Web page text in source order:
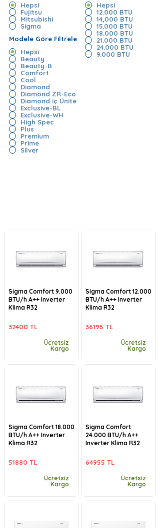
Hepsi
Fujitsu
Mitsubishi
Sigma
Modele Göre Filtrele
Hepsi
Beauty
Beauty-B
Comfort
Cool
Diamond
Diamond ZR-Eco
Diamond iç Ünite
Exclusive-BL
Exclusive-WH
High Spec
Plus
Premium
Prime
Silver
Hepsi
12.000 BTU
14,000 BTU
15.000 BTU
18.000 BTU
21.000 BTU
24.000 BTU
9.000 BTU
Sigma Comfort 9.000
BTU/h A++ Inverter
Klima R32
32400 TL
Ücretsiz
Kargo
Sigma Comfort 18.000
BTU/h A++ Inverter
Klima R32
51880 TL
Ücretsiz
Kargo
Sigma Comfort 12.000
BTU/h A++ Inverter
Klima R32
36195 TL
Ücretsiz
Kargo
Sigma Comfort
24.000 BTU/h A++
Inverter Klima R32
64955 TL
Ücretsiz
Kargo